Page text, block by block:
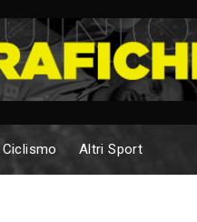
Ciclismo Altri Sport